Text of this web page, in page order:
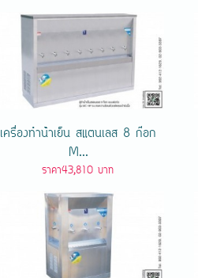
เครื่องทําน้ําเย็น สแตนเลส 8 ก๊อก
M...
ราคา43,810 บาท